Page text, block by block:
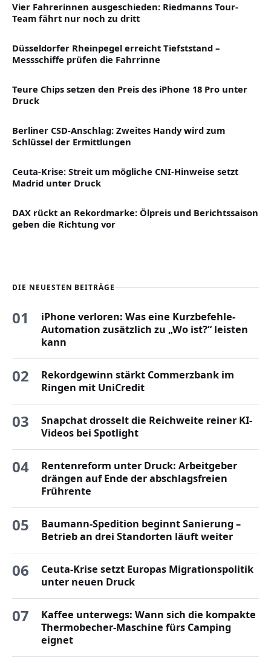
Vier Fahrerinnen ausgeschieden: Riedmanns Tour-
Team fährt nur noch zu dritt
Düsseldorfer Rheinpegel erreicht Tiefststand –
Messschiffe prüfen die Fahrrinne
Teure Chips setzen den Preis des iPhone 18 Pro unter
Druck
Berliner CSD-Anschlag: Zweites Handy wird zum
Schlüssel der Ermittlungen
Ceuta-Krise: Streit um mögliche CNI-Hinweise setzt
Madrid unter Druck
DAX rückt an Rekordmarke: Ölpreis und Berichtssaison
geben die Richtung vor
DIE NEUESTEN BEITRÄGE
01
iPhone verloren: Was eine Kurzbefehle-
Automation zusätzlich zu „Wo ist?“ leisten
kann
02
Rekordgewinn stärkt Commerzbank im
Ringen mit UniCredit
03
Snapchat drosselt die Reichweite reiner KI-
Videos bei Spotlight
04
Rentenreform unter Druck: Arbeitgeber
drängen auf Ende der abschlagsfreien
Frührente
05
Baumann-Spedition beginnt Sanierung –
Betrieb an drei Standorten läuft weiter
06
Ceuta-Krise setzt Europas Migrationspolitik
unter neuen Druck
07
Kaffee unterwegs: Wann sich die kompakte
Thermobecher-Maschine fürs Camping
eignet